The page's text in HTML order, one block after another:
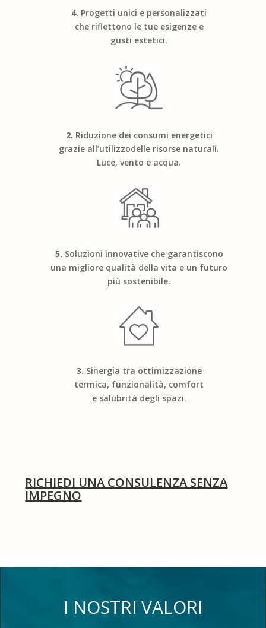
4. Progetti unici e personalizzati
che riflettono le tue esigenze e
gusti estetici.
2. Riduzione dei consumi energetici
grazie all’utilizzodelle risorse naturali.
Luce, vento e acqua.
5. Soluzioni innovative che garantiscono
una migliore qualità della vita e un futuro
più sostenibile.
3. Sinergia tra ottimizzazione
termica, funzionalità, comfort
e salubrità degli spazi.
RICHIEDI UNA CONSULENZA SENZA
IMPEGNO
I NOSTRI VALORI